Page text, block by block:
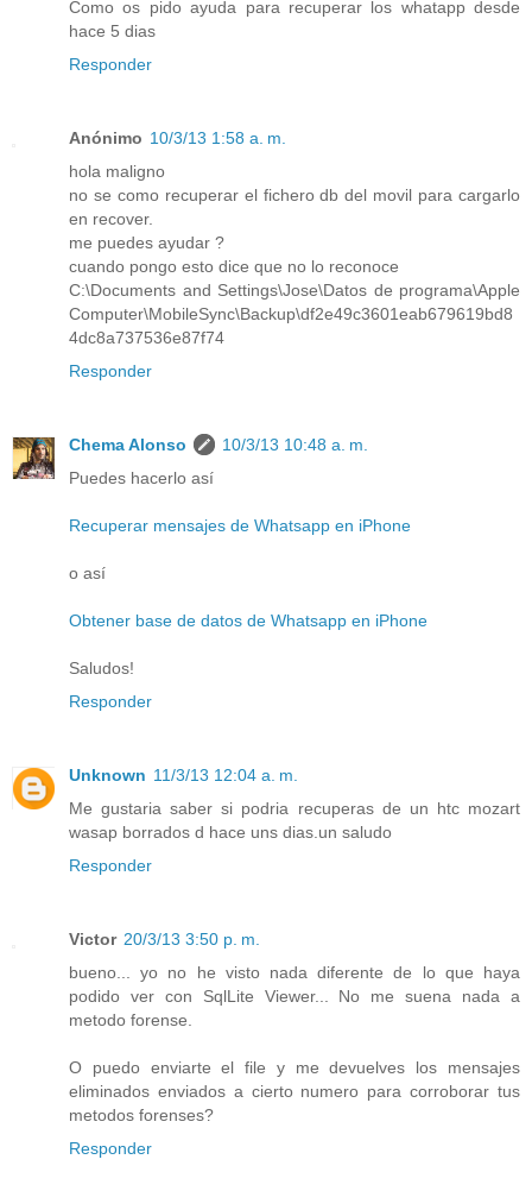
Como os pido ayuda para recuperar los whatapp desde
hace 5 dias
Responder
Anónimo 10/3/13 1:58 a. m.
hola maligno
no se como recuperar el fichero db del movil para cargarlo
en recover.
me puedes ayudar ?
cuando pongo esto dice que no lo reconoce
C:\Documents and Settings\Jose\Datos de programa\Apple
Computer\MobileSync\Backup\df2e49c3601eab679619bd8
4dc8a737536e87f74
Responder
Chema Alonso
10/3/13 10:48 a. m.
Puedes hacerlo así
Recuperar mensajes de Whatsapp en iPhone
o así
Obtener base de datos de Whatsapp en iPhone
Saludos!
Responder
Unknown 11/3/13 12:04 a. m.
Me gustaria saber si podria recuperas de un htc mozart
wasap borrados d hace uns dias.un saludo
Responder
Victor 20/3/13 3:50 p. m.
bueno... yo no he visto nada diferente de lo que haya
podido ver con SqlLite Viewer... No me suena nada a
metodo forense.
O puedo enviarte el file y me devuelves los mensajes
eliminados enviados a cierto numero para corroborar tus
metodos forenses?
Responder